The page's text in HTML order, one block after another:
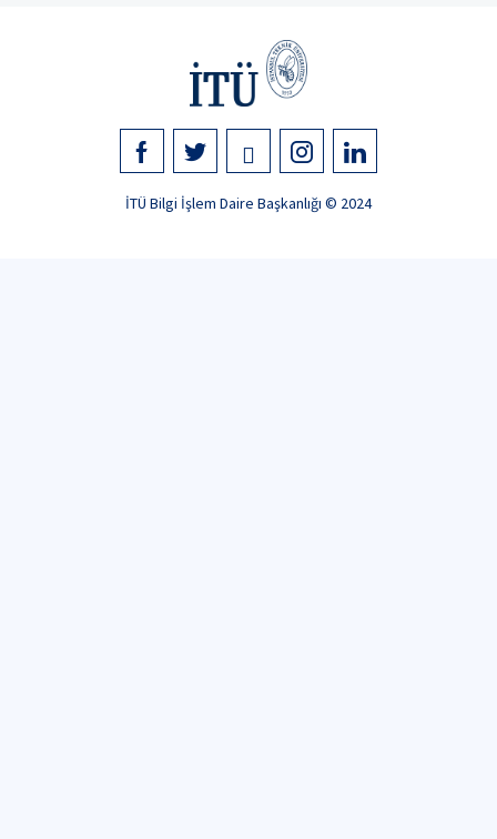
İTÜ Bilgi İşlem Daire Başkanlığı © 2024